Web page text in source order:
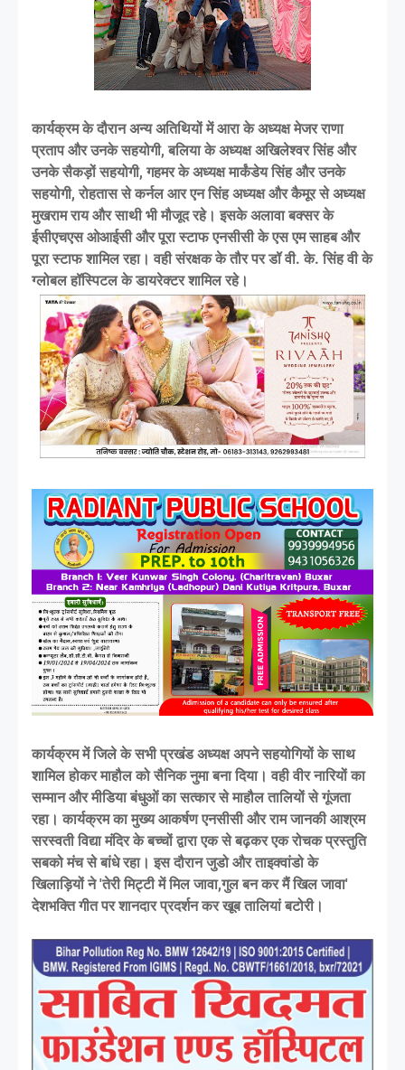
कार्यक्रम के दौरान अन्य अतिथियों में आरा के अध्यक्ष मेजर राणा
प्रताप और उनके सहयोगी, बलिया के अध्यक्ष अखिलेश्वर सिंह और
उनके सैकड़ों सहयोगी, गहमर के अध्यक्ष मार्कंडेय सिंह और उनके
सहयोगी, रोहतास से कर्नल आर एन सिंह अध्यक्ष और कैमूर से अध्यक्ष
मुखराम राय और साथी भी मौजूद रहे। इसके अलावा बक्सर के
ईसीएचएस ओआईसी और पूरा स्टाफ एनसीसी के एस एम साहब और
पूरा स्टाफ शामिल रहा। वही संरक्षक के तौर पर डॉ वी. के. सिंह वी के
ग्लोबल हॉस्पिटल के डायरेक्टर शामिल रहे।
कार्यक्रम में जिले के सभी प्रखंड अध्यक्ष अपने सहयोगियों के साथ
शामिल होकर माहौल को सैनिक नुमा बना दिया। वही वीर नारियों का
सम्मान और मीडिया बंधुओं का सत्कार से माहौल तालियों से गूंजता
रहा। कार्यक्रम का मुख्य आकर्षण एनसीसी और राम जानकी आश्रम
सरस्वती विद्या मंदिर के बच्चों द्वारा एक से बढ़कर एक रोचक प्रस्तुति
सबको मंच से बांधे रहा। इस दौरान जुडो और ताइक्वांडो के
खिलाड़ियों ने 'तेरी मिट्टी में मिल जावा,गुल बन कर मैं खिल जावा'
देशभक्ति गीत पर शानदार प्रदर्शन कर खूब तालियां बटोरी।